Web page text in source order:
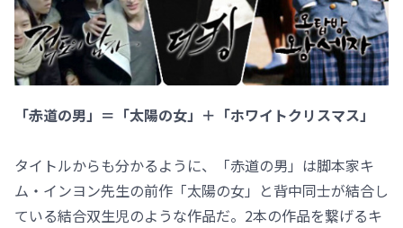
「赤道の男」＝「太陽の女」＋「ホワイトクリスマス」
タイトルからも分かるように、「赤道の男」は脚本家キ
ム・インヨン先生の前作「太陽の女」と背中同士が結合し
ている結合双生児のような作品だ。2本の作品を繋げるキ